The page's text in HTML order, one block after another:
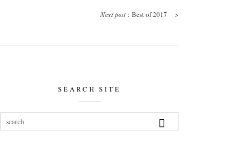
>
Next post: Best of 2017
SEARCH SITE